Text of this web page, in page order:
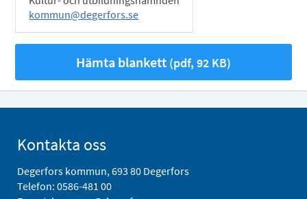
kommun@degerfors.se
Hämta blankett (pdf, 92 KB)
Kontakta oss
Degerfors kommun, 693 80 Degerfors
Telefon: 0586-481 00